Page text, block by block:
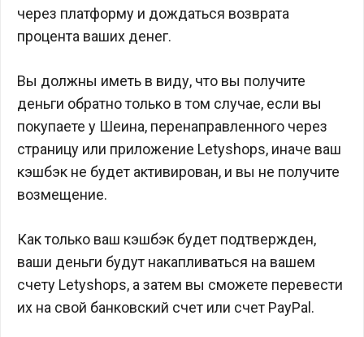
через платформу и дождаться возврата
процента ваших денег.
Вы должны иметь в виду, что вы получите
деньги обратно только в том случае, если вы
покупаете у Шеина, перенаправленного через
страницу или приложение Letyshops, иначе ваш
кэшбэк не будет активирован, и вы не получите
возмещение.
Как только ваш кэшбэк будет подтвержден,
ваши деньги будут накапливаться на вашем
счету Letyshops, а затем вы сможете перевести
их на свой банковский счет или счет PayPal.